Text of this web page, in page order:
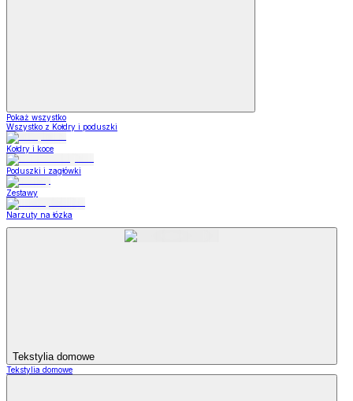
Pokaż wszystko
Wszystko z Kołdry i poduszki
Kołdry i koce
Poduszki i zagłówki
Zestawy
Narzuty na łózka
Tekstylia domowe
Tekstylia domowe